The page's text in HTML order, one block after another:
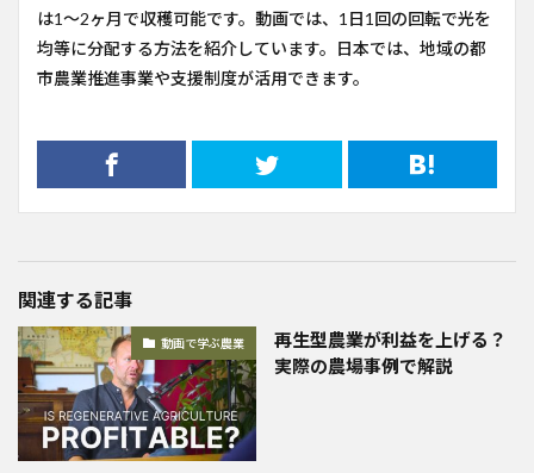
は1〜2ヶ月で収穫可能です。動画では、1日1回の回転で光を
均等に分配する方法を紹介しています。日本では、地域の都
市農業推進事業や支援制度が活用できます。
関連する記事
動画で学ぶ農業
再生型農業が利益を上げる？
実際の農場事例で解説